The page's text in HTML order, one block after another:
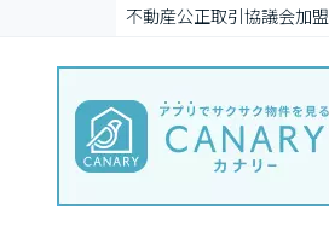
不動産公正取引協議会加盟